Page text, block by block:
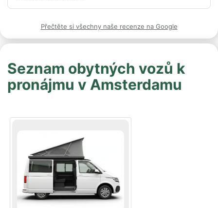
Přečtěte si všechny naše recenze na Google
Seznam obytných vozů k
pronájmu v Amsterdamu